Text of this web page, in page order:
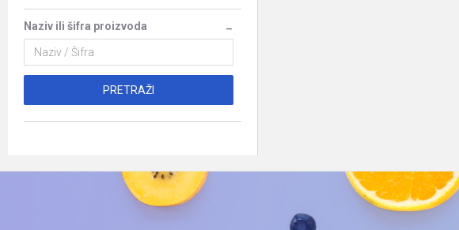
Naziv ili šifra proizvoda
PRETRAŽI